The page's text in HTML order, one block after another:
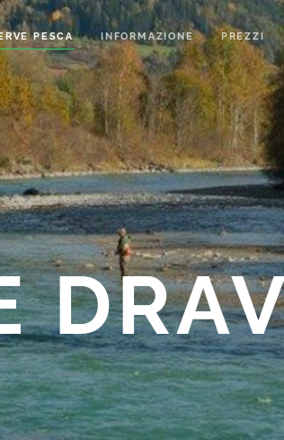
PESCA INFORMAZIONE PREZZI